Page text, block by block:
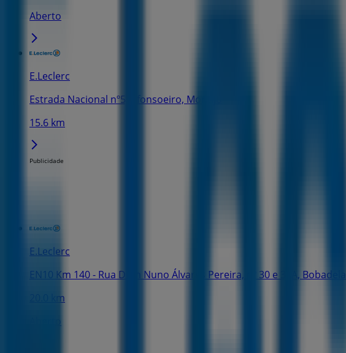
Aberto
E.Leclerc
Estrada Nacional nº5, Afonsoeiro, Montijo
15.6 km
Publicidade
E.Leclerc
EN10 Km 140 - Rua Dom Nuno Álvares Pereira, nº 30 e 30A, Bobadela
20.0 km